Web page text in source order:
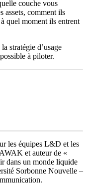
couche vous
assets, comment ils
quel moment ils entrent
stratégie d’usage
à piloter.
les équipes L&D et les
et auteur de «
dans un monde liquide
Sorbonne Nouvelle –